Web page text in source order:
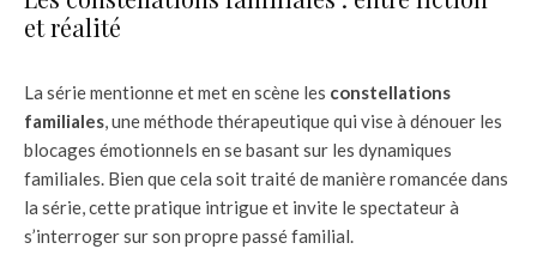
et réalité
La série mentionne et met en scène les constellations
familiales, une méthode thérapeutique qui vise à dénouer les
blocages émotionnels en se basant sur les dynamiques
familiales. Bien que cela soit traité de manière romancée dans
la série, cette pratique intrigue et invite le spectateur à
s’interroger sur son propre passé familial.